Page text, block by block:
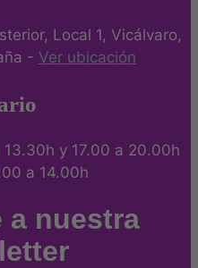
Local 1, Vicálvaro,
- Ver ubicación
13.30h y 17.00 a 20.00h
a 14.00h
a nuestra